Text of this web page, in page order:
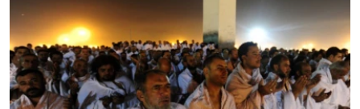
RSE PRIČE IZ SVIJETA
ISPRIČAJ MI
DNEVNO@RSE
SPECIJALI RSE